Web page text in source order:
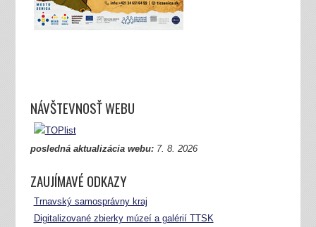
NÁVŠTEVNOSŤ WEBU
posledná aktualizácia webu:7. 8. 2026
ZAUJÍMAVÉ ODKAZY
Trnavský samosprávny kraj
Digitalizované zbierky múzeí a galérií TTSK